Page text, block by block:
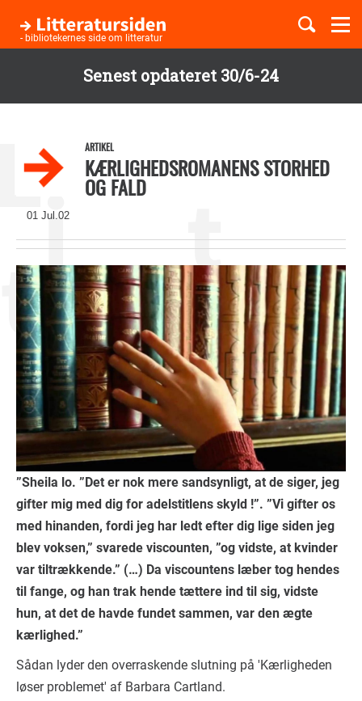
Senest opdateret 30/6-24
- bibliotekernes side om litteratur
Børnebøger
01 Jul.02
ARTIKEL
KÆRLIGHEDSROMANENS STORHED
OG FALD
”Sheila lo. ”Det er nok mere sandsynligt, at de siger, jeg
gifter mig med dig for adelstitlens skyld !”. ”Vi gifter os
med hinanden, fordi jeg har ledt efter dig lige siden jeg
blev voksen,” svarede viscounten, ”og vidste, at kvinder
var tiltrækkende.” (…) Da viscountens læber tog hendes
til fange, og han trak hende tættere ind til sig, vidste
hun, at det de havde fundet sammen, var den ægte
kærlighed.”
Sådan lyder den overraskende slutning på 'Kærligheden
løser problemet' af Barbara Cartland.